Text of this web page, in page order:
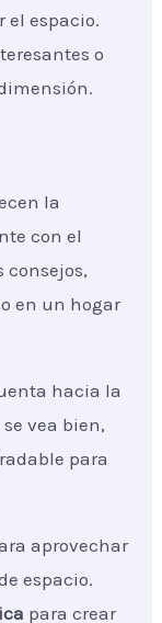
el espacio.
o
la
con el
consejos,
en un hogar
hacia la
vea bien,
para
aprovechar
espacio.
para crear